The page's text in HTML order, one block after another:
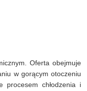
Oferta obejmuje
w gorącym otoczeniu
procesem chłodzenia i